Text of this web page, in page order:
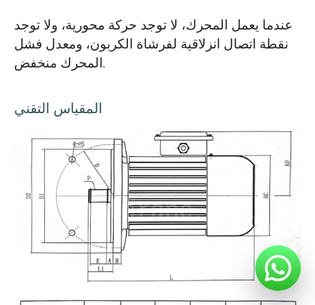
عندما يعمل المحرك، لا توجد حركة محورية، ولا توجد
نقطة اتصال انزلاقية لفرشاة الكربون، ومعدل فشل
المحرك منخفض.
المقياس التقني